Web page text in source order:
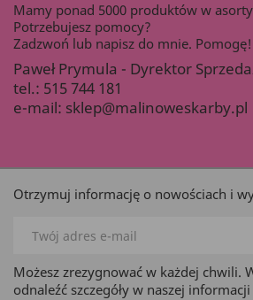
Mamy ponad 5000 produktów w
Potrzebujesz pomocy?
Zadzwoń lub napisz do mnie. Pomogę!
Paweł Prymula - Dyrektor
tel.: 515 744 181
e-mail: sklep@malinoweskarby.pl
Otrzymuj informację o nowościach i
Możesz zrezygnować w każdej chwili.
odnaleźć szczegóły w naszej